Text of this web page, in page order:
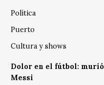
Política
Puerto
Cultura y shows
Dolor en el fútbol:
Messi